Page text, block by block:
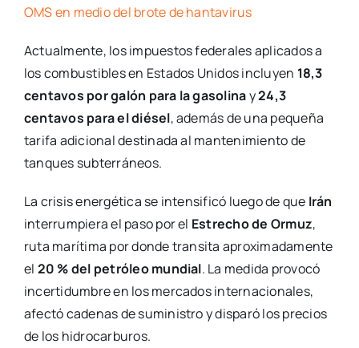
OMS en medio del brote de hantavirus
Actualmente, los impuestos federales aplicados a
los combustibles en Estados Unidos incluyen 18,3
centavos por galón para la gasolinay24,3
centavos para el diésel, además de una pequeña
tarifa adicional destinada al mantenimiento de
tanques subterráneos.
La crisis energética se intensificó luego de que Irán
interrumpiera el paso por el Estrecho de Ormuz,
ruta marítima por donde transita aproximadamente
el 20 % del petróleo mundial. La medida provocó
incertidumbre en los mercados internacionales,
afectó cadenas de suministro y disparó los precios
de los hidrocarburos.